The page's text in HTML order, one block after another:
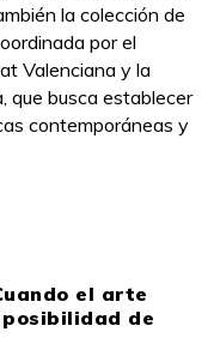
la colección de
por el
Valenciana y la
que busca establecer
contemporáneas y
el arte
de